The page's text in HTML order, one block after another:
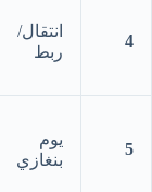
4
انتقال/
ربط
5
يوم
بنغازي